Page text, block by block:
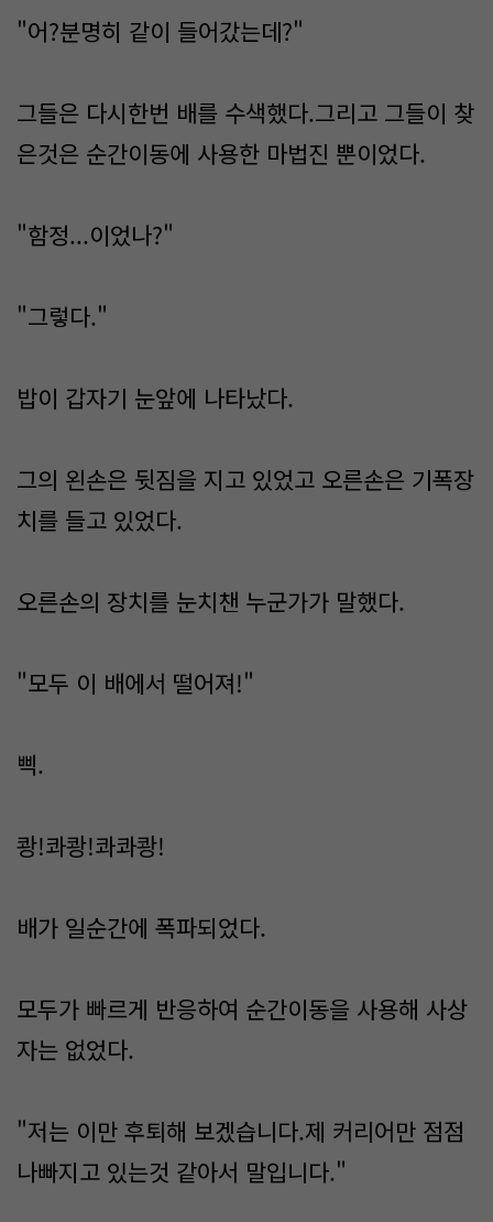
"어?분명히 같이 들어갔는데?"
그들은 다시한번 배를 수색했다.그리고 그들이 찾
은것은 순간이동에 사용한 마법진 뿐이었다.
"함정...이었나?"
"그렇다."
밥이 갑자기 눈앞에 나타났다.
그의 왼손은 뒷짐을 지고 있었고 오른손은 기폭장
치를 들고 있었다.
오른손의 장치를 눈치챈 누군가가 말했다.
"모두 이 배에서 떨어져!"
삑.
쾅!콰쾅!콰콰쾅!
배가 일순간에 폭파되었다.
모두가 빠르게 반응하여 순간이동을 사용해 사상
자는 없었다.
"저는 이만 후퇴해 보겠습니다.제 커리어만 점점
나빠지고 있는것 같아서 말입니다."